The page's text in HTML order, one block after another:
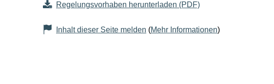
Regelungsvorhaben herunterladen (PDF)
Inhalt dieser Seite melden (Mehr Informationen)